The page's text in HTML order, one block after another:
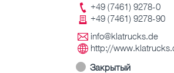
+49 (7461) 9278-0
+49 (7461) 9278-90
info@klatrucks.de
http://
Закрытый